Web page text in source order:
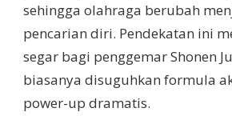
sehingga olahraga berubah
pencarian diri. Pendekatan ini
segar bagi penggemar Shonen
biasanya disuguhkan formula
power-up dramatis.